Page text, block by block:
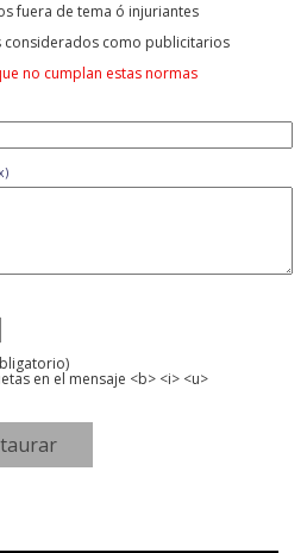
fuera de tema ó injuriantes
considerados como publicitarios
no cumplan estas normas
en el mensaje <b> <i> <u>